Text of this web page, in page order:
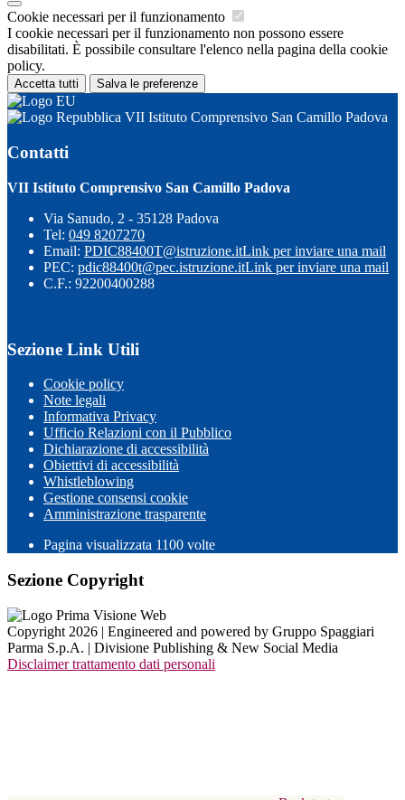
Cookie necessari per il funzionamento
I cookie necessari per il funzionamento non possono essere
disabilitati. È possibile consultare l'elenco nella pagina della cookie
policy.
Accetta tutti Salva le preferenze
VII Istituto Comprensivo San Camillo Padova
Contatti
VII Istituto Comprensivo San Camillo Padova
Via Sanudo, 2 - 35128 Padova
Tel: 049 8207270
Email: PDIC88400T@istruzione.itLink per inviare una mail
PEC: pdic88400t@pec.istruzione.itLink per inviare una mail
C.F.: 92200400288
Sezione Link Utili
Cookie policy
Note legali
Informativa Privacy
Ufficio Relazioni con il Pubblico
Dichiarazione di accessibilità
Obiettivi di accessibilità
Whistleblowing
Gestione consensi cookie
Amministrazione trasparente
Pagina visualizzata 1100 volte
Sezione Copyright
Copyright 2026 | Engineered and powered by Gruppo Spaggiari
Parma S.p.A. | Divisione Publishing & New Social Media
Disclaimer trattamento dati personali